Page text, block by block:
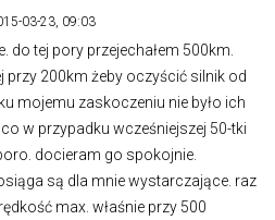
03-23, 09:03
do tej pory przejechałem 500km.
przy 200km żeby oczyścić silnik od
mojemu zaskoczeniu nie było ich
w przypadku wcześniejszej 50-tki
docieram go spokojnie.
są dla mnie wystarczające. raz
max. właśnie przy 500